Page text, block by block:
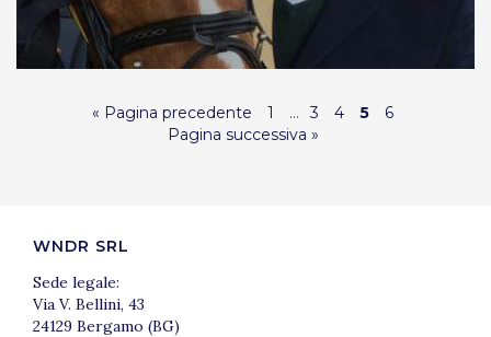
« Pagina precedente 1 … 3 4 5
6
Pagina successiva »
WNDR SRL
Sede legale:
Via V. Bellini, 43
24129 Bergamo (BG)